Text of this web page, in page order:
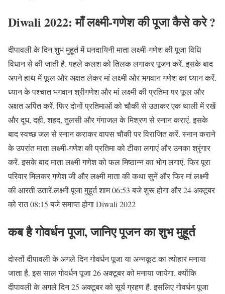
Diwali 2022: माँ लक्ष्मी-गणेश की पूजा कैसे करे ?
दीपावली के दिन शुभ मुहूर्त में धनदायिनी माता लक्ष्मी-गणेश की पूजा विधि
विधान से की जाती है. पहले कलश को तिलक लगाकर पूजन करें. इसके बाद
अपने हाथ में फूल और अक्षत लेकर मां लक्ष्मी और भगवान गणेश का ध्यान करें.
ध्यान के पश्चात भगवान श्रीगणेश और मां लक्ष्मी की प्रतिमा पर फूल और
अक्षत अर्पित करें. फिर दोनों प्रतिमाओं को चौकी से उठाकर एक थाली में रखें
और दूध, दही, शहद, तुलसी और गंगाजल के मिश्रण से स्नान कराएं. इसके
बाद स्वच्छ जल से स्नान कराकर वापस चौकी पर विराजित करें. स्नान कराने
के उपरांत माता लक्ष्मी-गणेश की प्रतिमा को टीका लगाएं और उनका श्रृंगार
करें. इसके बाद माता लक्ष्मी गणेश को फल मिष्ठान्न का भोग लगाएं. फिर पूरा
परिवार मिलकर गणेश जी और लक्ष्मी माता की कथा सुनें और फिर मां लक्ष्मी
की आरती उतारें.लक्ष्मी पूजा मुहूर्त शाम 06:53 बजे शुरू होगा और 24 अक्टूबर
को रात 08:15 बजे समाप्त होगा Diwali 2022
कब है गोवर्धन पूजा, जानिए पूजन का शुभ मुहूर्त
दोस्तों दीपावली के अगले दिन गोवर्धन पूजा या अन्नकूट का त्योहार मनाया
जाता है. इस साल गोवर्धन पूजा 26 अक्टूबर को मनाया जायेगा. क्योंकि
दीपावली के अगले दिन 25 अक्टूबर को सूर्य ग्रहण है. इसलिए गोवर्धन पूजा